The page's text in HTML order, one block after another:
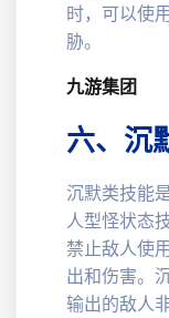
时，可以使
胁。
九游集团
六、沉
沉默类技能
人型怪状态
禁止敌人使
出和伤害。
输出的敌人